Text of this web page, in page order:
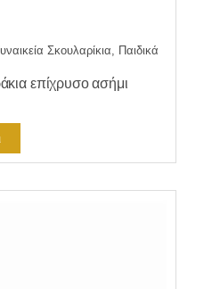
Σκουλαρίκια, Παιδικά
επίχρυσο ασήμι